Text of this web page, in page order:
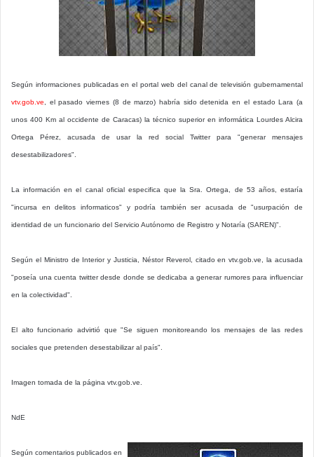
Según informaciones publicadas en el portal web del canal de televisión gubernamental
vtv.gob.ve , el pasado viernes (8 de marzo) habría sido detenida en el estado Lara (a
unos 400 Km al occidente de Caracas) la técnico superior en informática Lourdes Alcira
Ortega Pérez, acusada de usar la red social Twitter para "generar mensajes
desestabilizadores".
La información en el canal oficial especifica que la Sra. Ortega, de 53 años, estaría
"incursa en delitos informaticos" y podría también ser acusada de "usurpación de
identidad de un funcionario del Servicio Autónomo de Registro y Notaría (SAREN)".
Según el Ministro de Interior y Justicia, Néstor Reverol, citado en vtv.gob.ve, la acusada
"poseía una cuenta twitter desde donde se dedicaba a generar rumores para influenciar
en la colectividad".
El alto funcionario advirtió que "Se siguen monitoreando los mensajes de las redes
sociales que pretenden desestabilizar al país".
Imagen tomada de la página vtv.gob.ve.
NdE
Según comentarios publicados en